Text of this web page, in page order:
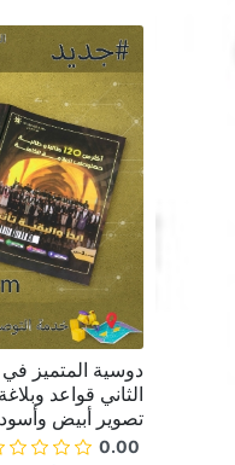
دوسية المتميز في
الثاني قواعد
تصوير أبيض وأسود 2009 السعر 3.00
0.00